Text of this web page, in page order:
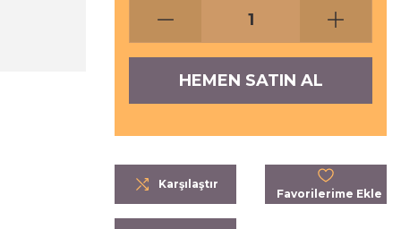
HEMEN SATIN AL
Karşılaştır